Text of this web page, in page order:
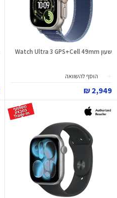
שעון Watch Ultra 3 GPS+Cell 49mm
הוסף להשוואה
2,949 ₪